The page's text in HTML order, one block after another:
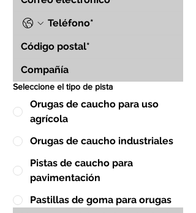
Seleccione el tipo de pista
Orugas de caucho para uso
agrícola
Orugas de caucho industriales
Pistas de caucho para
pavimentación
Pastillas de goma para orugas